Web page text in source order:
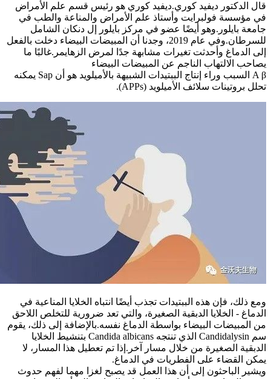
قال الدكتور ديفيد كوري.ديفيد كوري هو رئيس قسم علم الأمراض
في مؤسسة فولبرايت وأستاذ علم الأمراض والمناعة والطب في
جامعة بايلور.وهو أيضًا عضو في مركز بايلور إل دنكان الشامل
للسرطان.وفي عام 2019، وجدنا أن المبيضات البيضاء دخلت بالفعل
إلى الدماغ وأحدثت تغيرات مشابهة جدًا لمرض الزهايمر.غالبًا ما
يصاحب الالتهاب الناجم عن المبيضات البيضاء
A β السبب وراء إنتاج الببتيدات الشبيهة بالأميلويد هو أن Sap يمكنه
تحلل بروتينات سلائف الأميلويد (APPs).
ومع ذلك، فإن هذه الببتيدات تجذب أيضًا انتباه الخلايا المناعية في
الدماغ - الخلايا الدبقية الصغيرة، والتي تعد ضرورية للتخلص اللاحق
من المبيضات البيضاء بواسطة الدماغ نفسه.بالإضافة إلى ذلك، يقوم
سم Candidalysin الذي تنتجه Candida albicans بتنشيط الخلايا
الدبقية الصغيرة من خلال مسار آخر.إذا تم تعطيل هذا المسار، لا
يمكن القضاء على الفطريات في الدماغ.
ويشير الباحثون إلى أن هذا العمل قد يصبح لغزا مهما لفهم حدوث